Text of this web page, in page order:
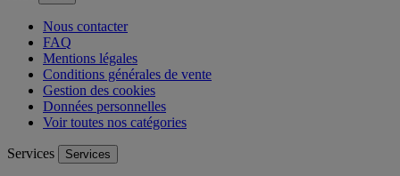
Nous contacter
FAQ
Mentions légales
Conditions générales de vente
Gestion des cookies
Données personnelles
Voir toutes nos catégories
Services Services